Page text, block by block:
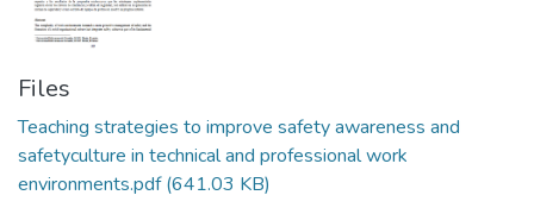
Files
Teaching strategies to improve safety awareness and
safetyculture in technical and professional work
environments.pdf(641.03 KB)